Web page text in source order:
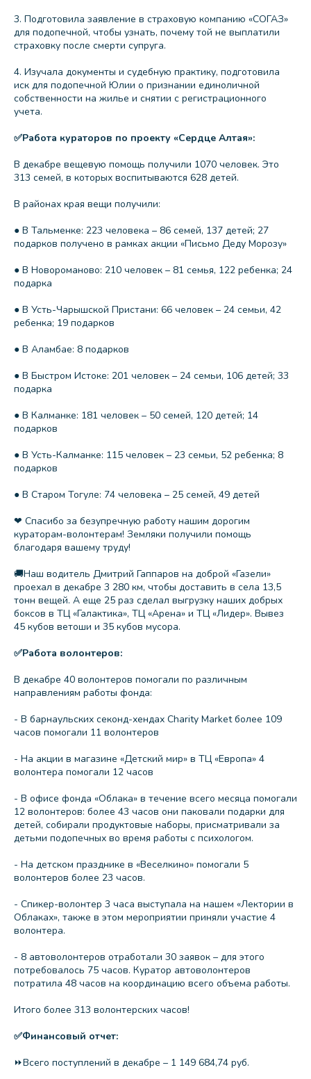
3. Подготовила заявление в страховую компанию «СОГАЗ»
для подопечной, чтобы узнать, почему той не выплатили
страховку после смерти супруга.
4. Изучала документы и судебную практику, подготовила
иск для подопечной Юлии о признании единоличной
собственности на жилье и снятии с регистрационного
учета.
✅Работа кураторов по проекту «Сердце Алтая»:
В декабре вещевую помощь получили 1070 человек. Это
313 семей, в которых воспитываются 628 детей.
В районах края вещи получили:
● В Тальменке: 223 человека – 86 семей, 137 детей; 27
подарков получено в рамках акции «Письмо Деду Морозу»
● В Новороманово: 210 человек – 81 семья, 122 ребенка; 24
подарка
● В Усть-Чарышской Пристани: 66 человек – 24 семьи, 42
ребенка; 19 подарков
● В Аламбае: 8 подарков
● В Быстром Истоке: 201 человек – 24 семьи, 106 детей; 33
подарка
● В Калманке: 181 человек – 50 семей, 120 детей; 14
подарков
● В Усть-Калманке: 115 человек – 23 семьи, 52 ребенка; 8
подарков
● В Старом Тогуле: 74 человека – 25 семей, 49 детей
❤ Спасибо за безупречную работу нашим дорогим
кураторам-волонтерам! Земляки получили помощь
благодаря вашему труду!
🚚Наш водитель Дмитрий Гаппаров на доброй «Газели»
проехал в декабре 3 280 км, чтобы доставить в села 13,5
тонн вещей. А еще 25 раз сделал выгрузку наших добрых
боксов в ТЦ «Галактика», ТЦ «Арена» и ТЦ «Лидер». Вывез
45 кубов ветоши и 35 кубов мусора.
✅Работа волонтеров:
В декабре 40 волонтеров помогали по различным
направлениям работы фонда:
- В барнаульских секонд-хендах Charity Market более 109
часов помогали 11 волонтеров
- На акции в магазине «Детский мир» в ТЦ «Европа» 4
волонтера помогали 12 часов
- В офисе фонда «Облака» в течение всего месяца помогали
12 волонтеров: более 43 часов они паковали подарки для
детей, собирали продуктовые наборы, присматривали за
детьми подопечных во время работы с психологом.
- На детском празднике в «Веселкино» помогали 5
волонтеров более 23 часов.
- Спикер-волонтер 3 часа выступала на нашем «Лектории в
Облаках», также в этом мероприятии приняли участие 4
волонтера.
- 8 автоволонтеров отработали 30 заявок – для этого
потребовалось 75 часов. Куратор автоволонтеров
потратила 48 часов на координацию всего объема работы.
Итого более 313 волонтерских часов!
✅Финансовый отчет:
⏩Всего поступлений в декабре – 1 149 684,74 руб.